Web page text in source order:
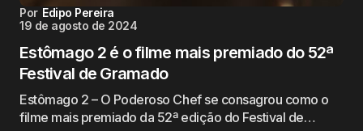
Por Edipo Pereira
19 de agosto de 2024
Estômago 2 é o filme mais premiado do 52ª
Festival de Gramado
Estômago 2 – O Poderoso Chef se consagrou como o
filme mais premiado da 52ª edição do Festival de…